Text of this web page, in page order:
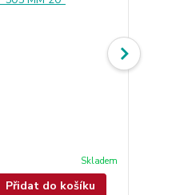
Skladem
Přidat do košíku